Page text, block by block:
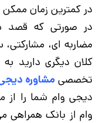
در کمترین زمان
در صورتی که قصد
مضاربه ای،
کلان دیگری دارید
تخصصیمشاوره
دیجی وام شما را از
وام از بانک همراهی